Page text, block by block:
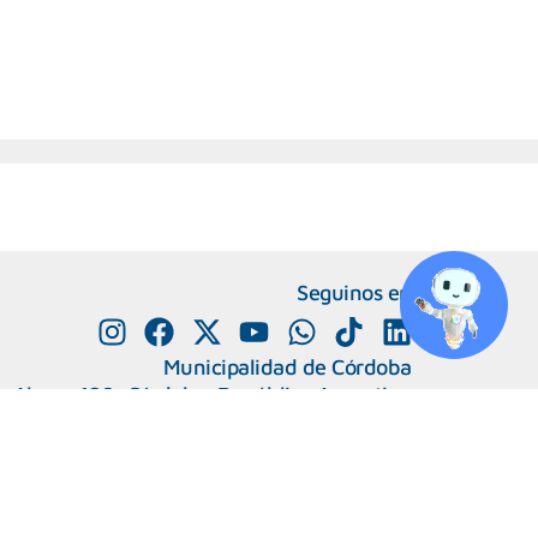
Seguinos en
Municipalidad de Córdoba
Alvear 120, Córdoba. República Argentina